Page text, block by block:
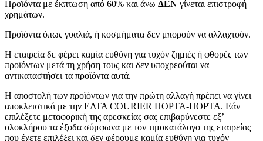
Προϊόντα με έκπτωση από 60% και άνω ΔΕΝ γίνεται επιστροφή
χρημάτων.
Προϊόντα όπως γυαλιά, ή κοσμήματα δεν μπορούν να αλλαχτούν.
Η εταιρεία δε φέρει καμία ευθύνη για τυχόν ζημιές ή φθορές των
προϊόντων μετά τη χρήση τους και δεν υποχρεούται να
αντικαταστήσει τα προϊόντα αυτά.
Η αποστολή των προϊόντων για την πρώτη αλλαγή πρέπει να γίνει
αποκλειστικά με την ΕΛΤΑ COURIER ΠΟΡΤΑ-ΠΟΡΤΑ. Εάν
επιλέξετε μεταφορική της αρεσκείας σας επιβαρύνεστε εξ’
ολοκλήρου τα έξοδα σύμφωνα με τον τιμοκατάλογο της εταιρείας
που έχετε επιλέξει και δεν φέρουμε καμία ευθύνη για τυχόν